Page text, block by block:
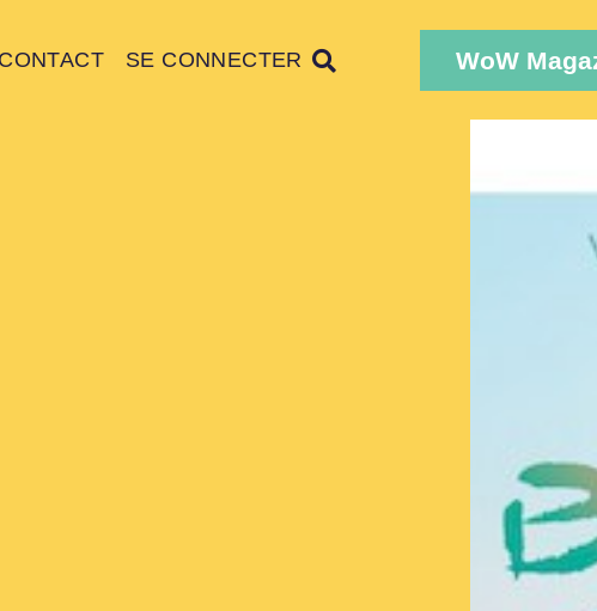
CONTACT SE CONNECTER WoW